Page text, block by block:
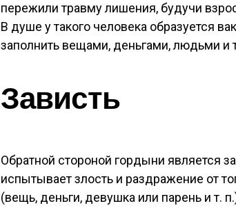
пережили травму лишения, будучи
В душе у такого человека образуется
заполнить вещами, деньгами, людьми и
Зависть
Обратной стороной гордыни является
испытывает злость и раздражение от
(вещь, деньги, девушка или парень и т.